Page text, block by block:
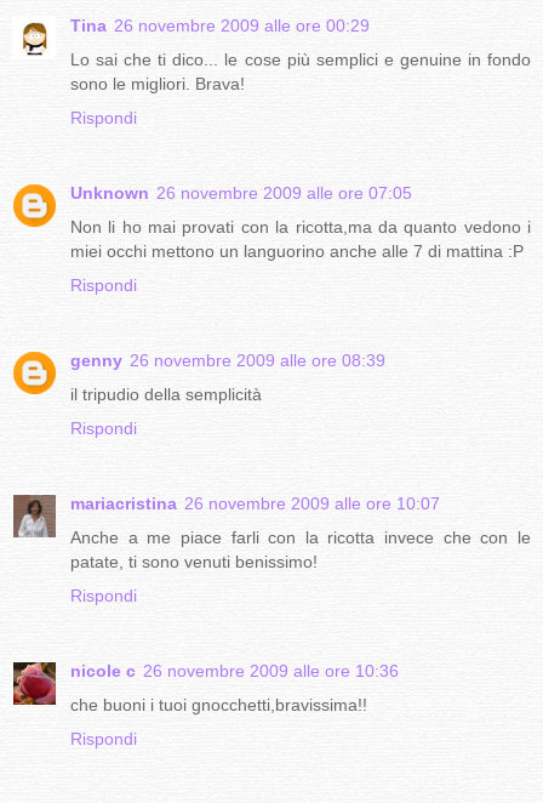
Tina 26 novembre 2009 alle ore 00:29
Lo sai che ti dico... le cose più semplici e genuine in fondo
sono le migliori. Brava!
Rispondi
Unknown 26 novembre 2009 alle ore 07:05
Non li ho mai provati con la ricotta,ma da quanto vedono i
miei occhi mettono un languorino anche alle 7 di mattina :P
Rispondi
genny 26 novembre 2009 alle ore 08:39
il tripudio della semplicità
Rispondi
mariacristina 26 novembre 2009 alle ore 10:07
Anche a me piace farli con la ricotta invece che con le
patate, ti sono venuti benissimo!
Rispondi
nicole c 26 novembre 2009 alle ore 10:36
che buoni i tuoi gnocchetti,bravissima!!
Rispondi